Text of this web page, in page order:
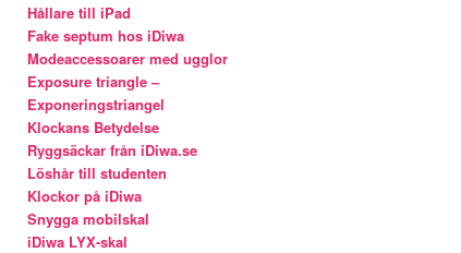
Hållare till iPad
Fake septum hos iDiwa
Modeaccessoarer med ugglor
Exposure triangle –
Exponeringstriangel
Klockans Betydelse
Ryggsäckar från iDiwa.se
Löshår till studenten
Klockor på iDiwa
Snygga mobilskal
iDiwa LYX-skal